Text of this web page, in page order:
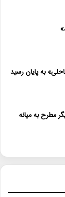
به پایان رسید
مطرح به میانه